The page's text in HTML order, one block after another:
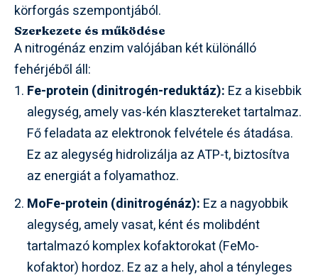
körforgás szempontjából.
Szerkezete és működése
A nitrogénáz enzim valójában két különálló
fehérjéből áll:
Fe-protein (dinitrogén-reduktáz): Ez a kisebbik
alegység, amely vas-kén klasztereket tartalmaz.
Fő feladata az elektronok felvétele és átadása.
Ez az alegység hidrolizálja az ATP-t, biztosítva
az energiát a folyamathoz.
MoFe-protein (dinitrogénáz): Ez a nagyobbik
alegység, amely vasat, ként és molibdént
tartalmazó komplex kofaktorokat (FeMo-
kofaktor) hordoz. Ez az a hely, ahol a tényleges